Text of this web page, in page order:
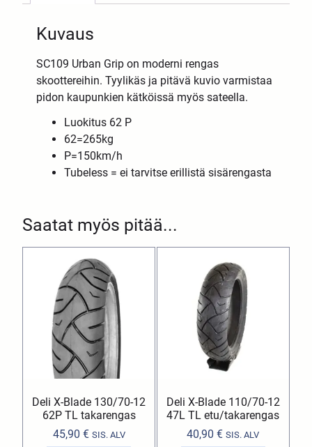
Saatat myös pitää...
Deli X-Blade 130/70-12
62P TL takarengas
45,90 € SIS. ALV
Deli X-Blade 110/70-12
47L TL etu/takarengas
40,90€ SIS. ALV
Kuvaus
SC109 Urban Grip on moderni rengas
skoottereihin. Tyylikäs ja pitävä kuvio varmistaa
pidon kaupunkien kätköissä myös sateella.
Luokitus 62 P
62=265kg
P=150km/h
Tubeless = ei tarvitse erillistä sisärengasta